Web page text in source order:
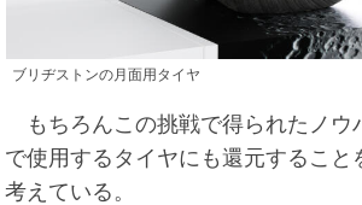
ブリヂストンの月面用タイヤ
もちろんこの挑戦で得られたノウ
で使用するタイヤにも還元すること
考えている。